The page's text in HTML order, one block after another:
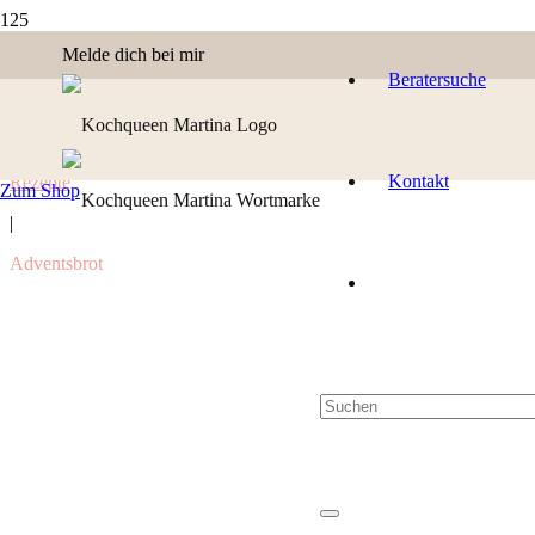
Melde dich bei mir
Beratersuche
Kontakt
Zum Shop
Rezepte
|
Adventsbrot